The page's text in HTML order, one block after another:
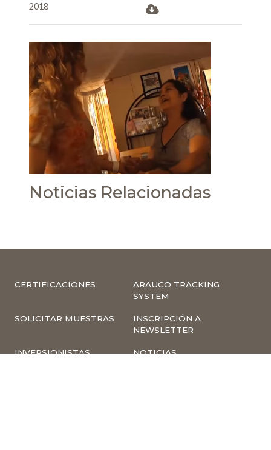
2018
Noticias Relacionadas
CERTIFICACIONES
ARAUCO TRACKING
SYSTEM
SOLICITAR MUESTRAS
INSCRIPCIÓN A
NEWSLETTER
INVERSIONISTAS NOTICIAS